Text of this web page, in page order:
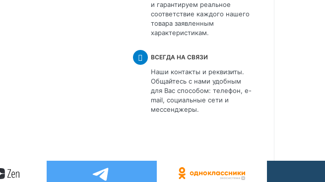
и гарантируем реальное
соответствие каждого нашего
товара заявленным
характеристикам.
ВСЕГДА НА СВЯЗИ
Наши контакты и реквизиты.
Общайтесь с нами удобным
для Вас способом: телефон, e-
mail, социальные сети и
мессенджеры.